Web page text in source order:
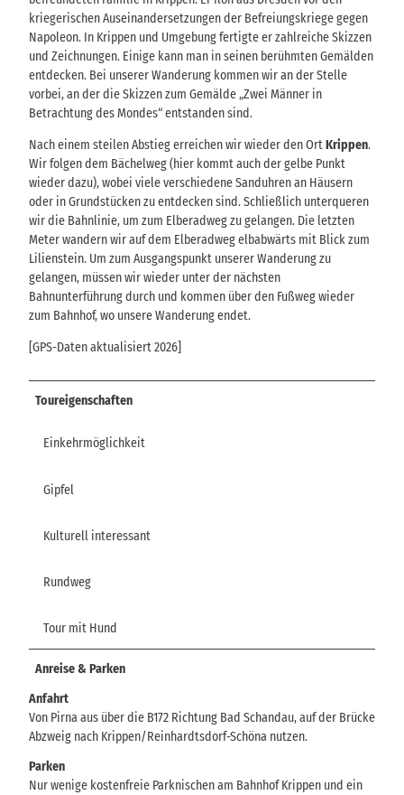
kriegerischen Auseinandersetzungen der Befreiungskriege gegen
Napoleon. In Krippen und Umgebung fertigte er zahlreiche Skizzen
und Zeichnungen. Einige kann man in seinen berühmten Gemälden
entdecken. Bei unserer Wanderung kommen wir an der Stelle
vorbei, an der die Skizzen zum Gemälde „Zwei Männer in
Betrachtung des Mondes“ entstanden sind.
Nach einem steilen Abstieg erreichen wir wieder den OrtKrippen.
Wir folgen dem Bächelweg (hier kommt auch der gelbe Punkt
wieder dazu), wobei viele verschiedene Sanduhren an Häusern
oder in Grundstücken zu entdecken sind. Schließlich unterqueren
wir die Bahnlinie, um zum Elberadweg zu gelangen. Die letzten
Meter wandern wir auf dem Elberadweg elbabwärts mit Blick zum
Lilienstein. Um zum Ausgangspunkt unserer Wanderung zu
gelangen, müssen wir wieder unter der nächsten
Bahnunterführung durch und kommen über den Fußweg wieder
zum Bahnhof, wo unsere Wanderung endet.
[GPS-Daten aktualisiert 2026]
Toureigenschaften
Einkehrmöglichkeit
Gipfel
Kulturell interessant
Rundweg
Tour mit Hund
Anreise & Parken
Anfahrt
Von Pirna aus über die B172 Richtung Bad Schandau, auf der Brücke
Abzweig nach Krippen/Reinhardtsdorf-Schöna nutzen.
Parken
Nur wenige kostenfreie Parknischen am Bahnhof Krippen und ein